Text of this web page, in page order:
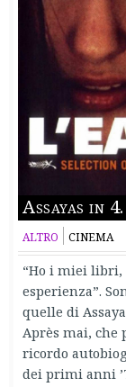
Assayas in
ALTRO CINEMA
“Ho i miei libri,
esperienza”.
quelle di
Après mai, che
ricordo
dei primi anni